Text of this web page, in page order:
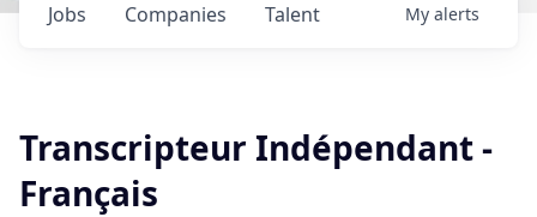
Jobs Companies Talent My alerts
Transcripteur Indépendant -
Français